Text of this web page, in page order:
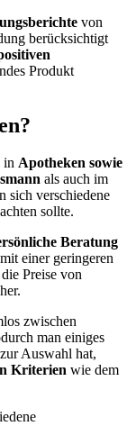
von
berücksichtigt
Produkt
in Apotheken sowie
als auch im
sich verschiedene
sollte.
Beratung
einer geringeren
Preise von
zwischen
man einiges
Auswahl hat,
Kriterien wie dem